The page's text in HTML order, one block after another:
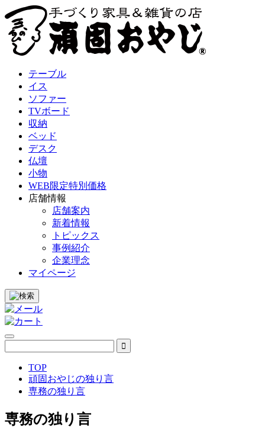
テーブル
イス
ソファー
TVボード
収納
ベッド
デスク
仏壇
小物
WEB限定特別価格
店舗情報
店舗案内
新着情報
トピックス
事例紹介
企業理念
マイページ
TOP
頑固おやじの独り言
専務の独り言
専務の独り言